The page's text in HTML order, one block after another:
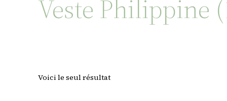
Veste Philippine
Voici le seul résultat